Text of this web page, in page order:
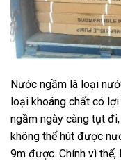
Nước ngầm là loại
loại khoáng chất có
ngầm ngày càng tụt
không thể hút được
9m được. Chính vì